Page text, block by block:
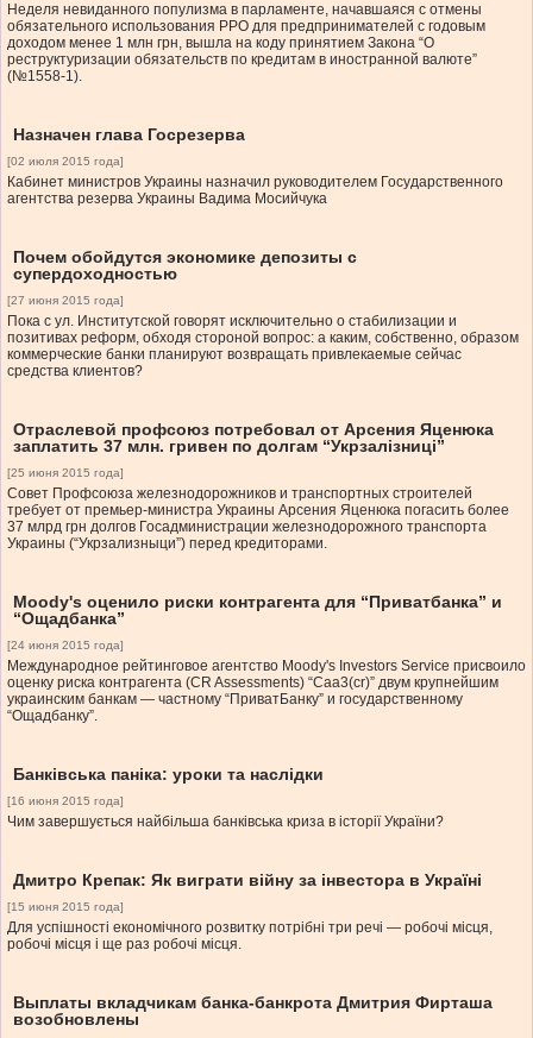
Неделя невиданного популизма в парламенте, начавшаяся с отмены
обязательного использования РРО для предпринимателей с годовым
доходом менее 1 млн грн, вышла на коду принятием Закона “О
реструктуризации обязательств по кредитам в иностранной валюте”
(№1558-1).
Назначен глава Госрезерва
[02 июля 2015 года]
Кабинет министров Украины назначил руководителем Государственного
агентства резерва Украины Вадима Мосийчука
Почем обойдутся экономике депозиты с
супердоходностью
[27 июня 2015 года]
Пока с ул. Институтской говорят исключительно о стабилизации и
позитивах реформ, обходя стороной вопрос: а каким, собственно, образом
коммерческие банки планируют возвращать привлекаемые сейчас
средства клиентов?
Отраслевой профсоюз потребовал от Арсения Яценюка
заплатить 37 млн. гривен по долгам “Укрзалізниці”
[25 июня 2015 года]
Совет Профсоюза железнодорожников и транспортных строителей
требует от премьер-министра Украины Арсения Яценюка погасить более
37 млрд грн долгов Госадминистрации железнодорожного транспорта
Украины (“Укрзализныци”) перед кредиторами.
Moody's оценило риски контрагента для “Приватбанка” и
“Ощадбанка”
[24 июня 2015 года]
Международное рейтинговое агентство Moody's Investors Service присвоило
оценку риска контрагента (CR Assessments) “Caa3(cr)” двум крупнейшим
украинским банкам — частному “ПриватБанку” и государственному
“Ощадбанку”.
Банківська паніка: уроки та наслідки
[16 июня 2015 года]
Чим завершується найбільша банківська криза в історії України?
Дмитро Крепак: Як виграти війну за інвестора в Україні
[15 июня 2015 года]
Для успішності економічного розвитку потрібні три речі — робочі місця,
робочі місця і ще раз робочі місця.
Выплаты вкладчикам банка-банкрота Дмитрия Фирташа
возобновлены